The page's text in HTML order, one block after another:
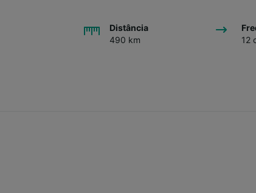
Distância
490 km
12